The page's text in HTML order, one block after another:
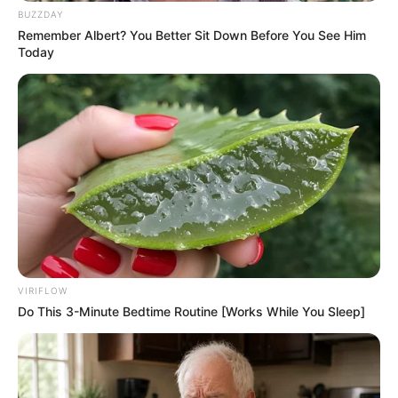
4. Liana Sahara sebagai Cundo Manik
BUZZDAY
Remember Albert? You Better Sit Down Before You See Him
Today
VIRIFLOW
Do This 3-Minute Bedtime Routine [Works While You Sleep]